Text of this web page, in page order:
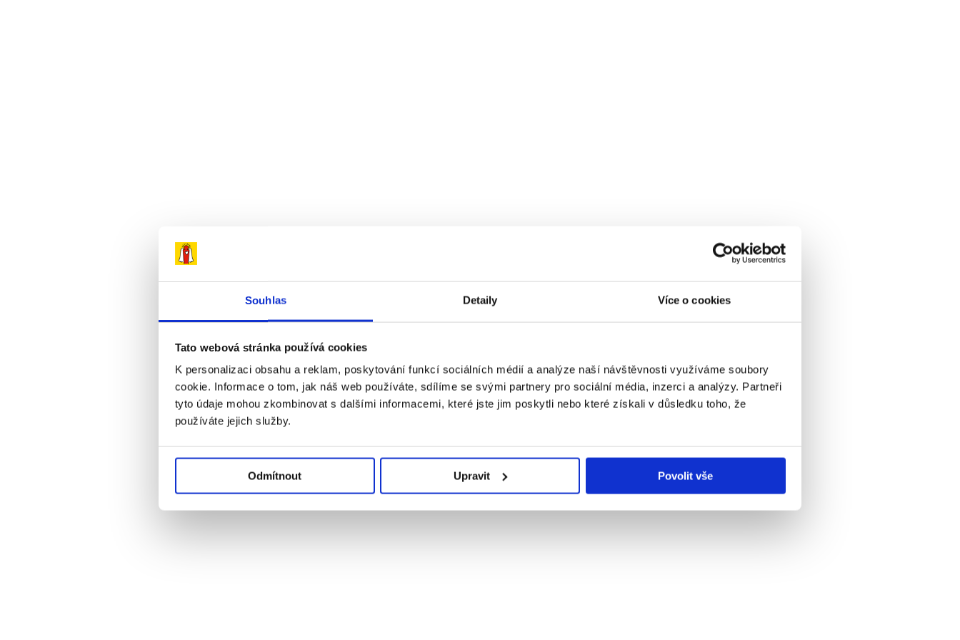
Souhlas Detaily Více o cookies
Tato webová stránka používá cookies
K personalizaci obsahu a reklam, poskytování funkcí sociálních médií a analýze naší návštěvnosti využíváme soubory
cookie. Informace o tom, jak náš web používáte, sdílíme se svými partnery pro sociální média, inzerci a analýzy. Partneři
tyto údaje mohou zkombinovat s dalšími informacemi, které jste jim poskytli nebo které získali v důsledku toho, že
používáte jejich služby.
Odmítnout Upravit Povolit vše